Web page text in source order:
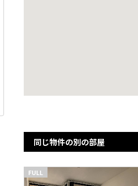
同じ物件の別の部屋
FULL